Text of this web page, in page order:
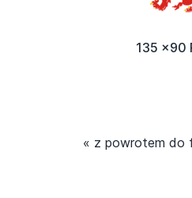
135 x90
« z powrotem do